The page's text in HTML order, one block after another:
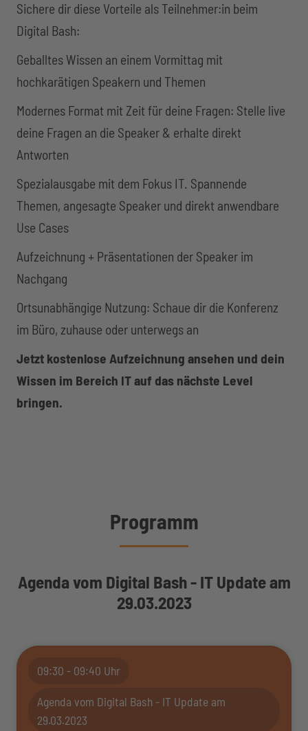
Sichere dir diese Vorteile als Teilnehmer:in beim
Digital Bash:
Geballtes Wissen an einem Vormittag mit
hochkarätigen Speakern und Themen
Modernes Format mit Zeit für deine Fragen: Stelle live
deine Fragen an die Speaker & erhalte direkt
Antworten
Spezialausgabe mit dem Fokus IT. Spannende
Themen, angesagte Speaker und direkt anwendbare
Use Cases
Aufzeichnung + Präsentationen der Speaker im
Nachgang
Ortsunabhängige Nutzung: Schaue dir die Konferenz
im Büro, zuhause oder unterwegs an
Jetzt kostenlose Aufzeichnung ansehen und dein
Wissen im Bereich IT auf das nächste Level
bringen.
Programm
Agenda vom Digital Bash - IT Update am
29.03.2023
09:30 - 09:40 Uhr
Agenda vom Digital Bash - IT Update am
29.03.2023